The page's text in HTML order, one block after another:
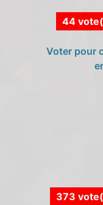
44
Voter pour
373